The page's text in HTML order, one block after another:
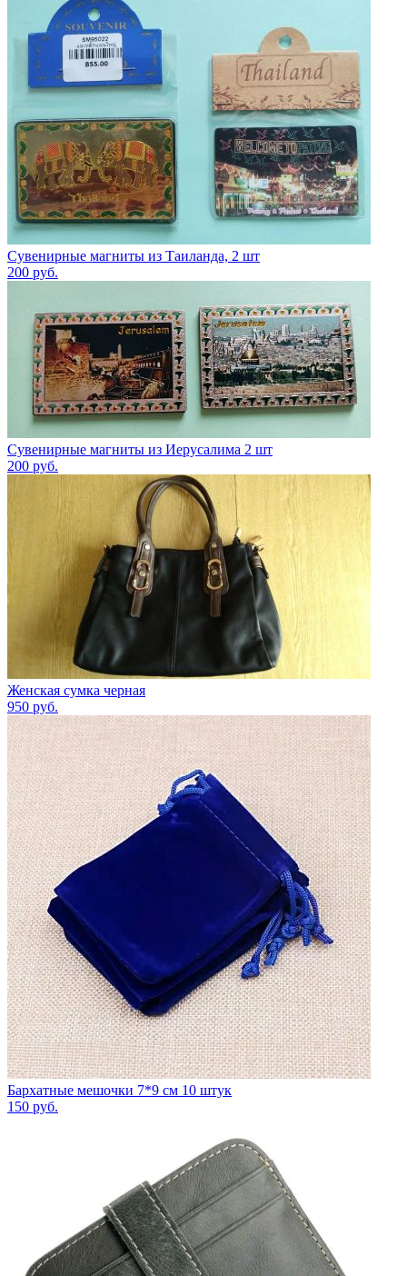
Сувенирные магниты из Таиланда, 2 шт
200 руб.
Сувенирные магниты из Иерусалима 2 шт
200 руб.
Женская сумка черная
950 руб.
Бархатные мешочки 7*9 см 10 штук
150 руб.